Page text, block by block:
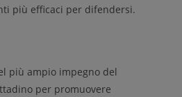
più efficaci per difendersi.
più ampio impegno del
per promuovere